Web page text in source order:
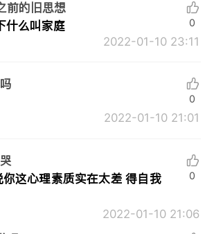
前的旧思想
什么叫家庭
2022-01-10 23:11
0
2022-01-10 21:01
0
这心理素质实在太差 得自我
2022-01-10 21:06
0